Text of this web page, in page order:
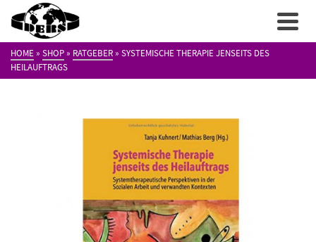
HOME» SHOP» RATGEBER» SYSTEMISCHE THERAPIE JENSEITS DES
HEILAUFTRAGS